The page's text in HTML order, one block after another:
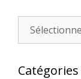
Archives
Catégories